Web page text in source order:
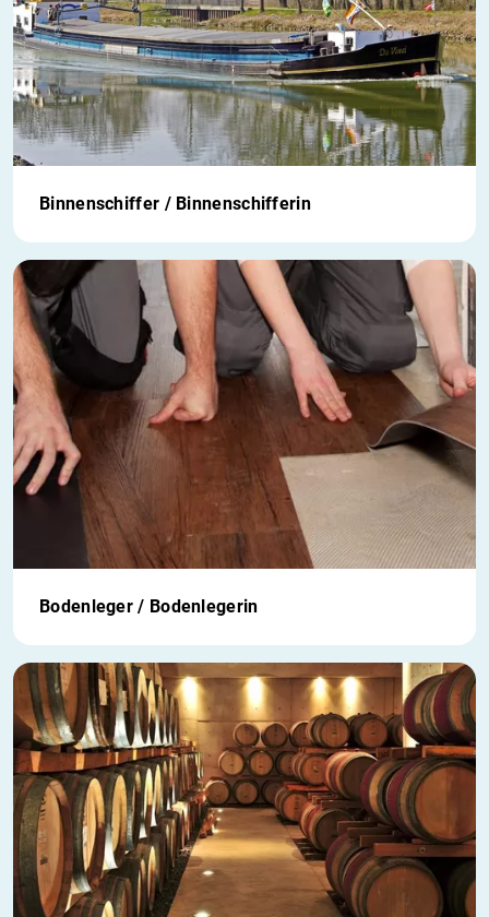
Binnenschiffer / Binnenschifferin
Bodenleger / Bodenlegerin